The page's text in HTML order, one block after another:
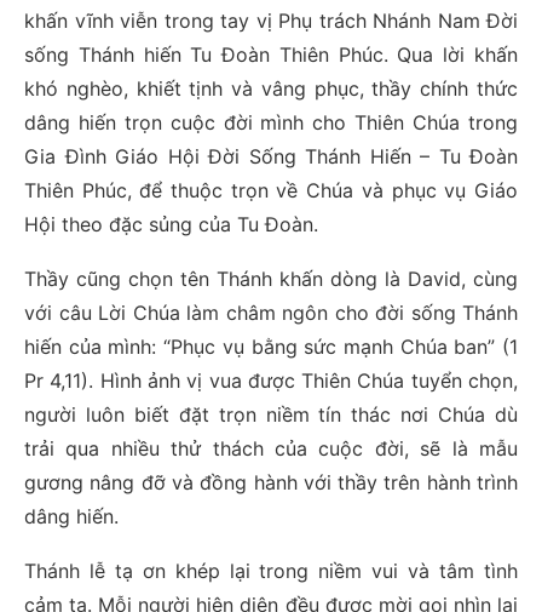
khấn vĩnh viễn trong tay vị Phụ trách Nhánh Nam Đời
sống Thánh hiến Tu Đoàn Thiên Phúc. Qua lời khấn
khó nghèo, khiết tịnh và vâng phục, thầy chính thức
dâng hiến trọn cuộc đời mình cho Thiên Chúa trong
Gia Đình Giáo Hội Đời Sống Thánh Hiến – Tu Đoàn
Thiên Phúc, để thuộc trọn về Chúa và phục vụ Giáo
Hội theo đặc sủng của Tu Đoàn.
Thầy cũng chọn tên Thánh khấn dòng là David, cùng
với câu Lời Chúa làm châm ngôn cho đời sống Thánh
hiến của mình: “Phục vụ bằng sức mạnh Chúa ban” (1
Pr 4,11). Hình ảnh vị vua được Thiên Chúa tuyển chọn,
người luôn biết đặt trọn niềm tín thác nơi Chúa dù
trải qua nhiều thử thách của cuộc đời, sẽ là mẫu
gương nâng đỡ và đồng hành với thầy trên hành trình
dâng hiến.
Thánh lễ tạ ơn khép lại trong niềm vui và tâm tình
cảm tạ. Mỗi người hiện diện đều được mời gọi nhìn lại